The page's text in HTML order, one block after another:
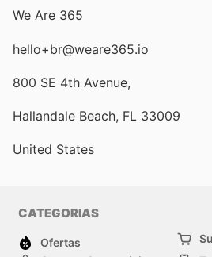
We Are 365
hello+br@weare365.io
800 SE 4th Avenue,
Hallandale Beach, FL 33009
United States
CATEGORIAS
Ofertas